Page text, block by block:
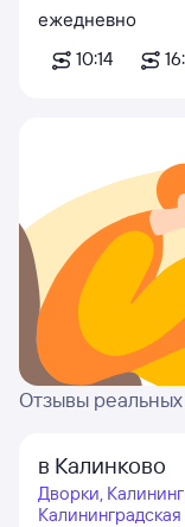
ежедневно
10:14
Отзывы
в Калинково
Дворки,